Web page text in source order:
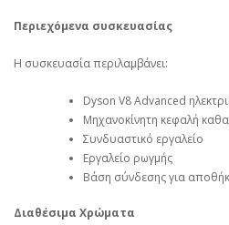
Περιεχόμενα συσκευασίας
Η συσκευασία περιλαμβάνει:
Dyson V8 Advanced
Μηχανοκίνητη κεφαλή
Συνδυαστικό εργαλείο
Εργαλείο ρωγμής
Βάση σύνδεσης για
Διαθέσιμα Χρώματα